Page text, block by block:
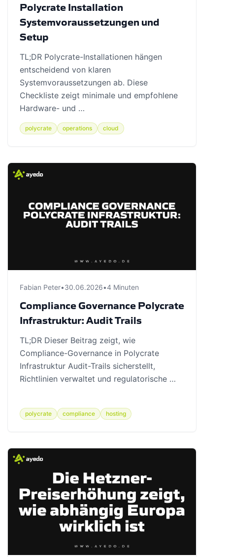
Polycrate Installation
Systemvoraussetzungen und
Setup
TL;DR Polycrate-Installationen hängen
entscheidend von klaren
Systemvoraussetzungen ab. Diese
Checkliste zeigt minimale und empfohlene
Hardware- und …
polycrate operations cloud
Fabian Peter•30.06.2026•4 Minuten
Compliance Governance Polycrate
Infrastruktur: Audit Trails
TL;DR Dieser Beitrag zeigt, wie
Compliance-Governance in Polycrate
Infrastruktur Audit-Trails sicherstellt,
Richtlinien verwaltet und regulatorische …
polycrate compliance hosting